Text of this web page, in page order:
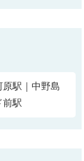
駅｜中野島
前駅